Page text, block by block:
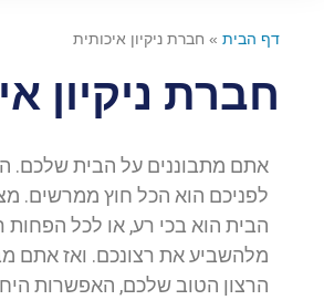
דף הבית » חברת ניקיון איכותית
חברת ניקיון
אתם מתבוננים על הבית שלכם.
לפניכם הוא הכל חוץ ממרשים.
הבית הוא בכי רע, או לכל הפחות
מלהשביע את רצונכם. ואז אתם
הרצון הטוב שלכם, האפשרות